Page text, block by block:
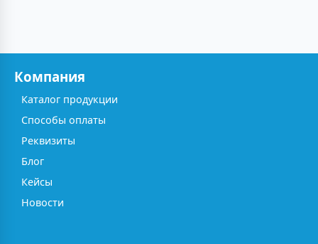
Компания
Каталог продукции
Способы оплаты
Реквизиты
Блог
Кейсы
Новости